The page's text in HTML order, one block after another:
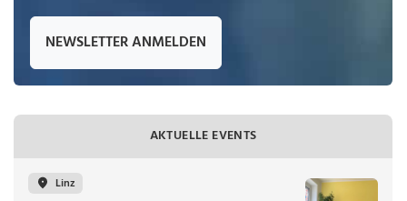
NEWSLETTER ANMELDEN
AKTUELLE EVENTS
Linz